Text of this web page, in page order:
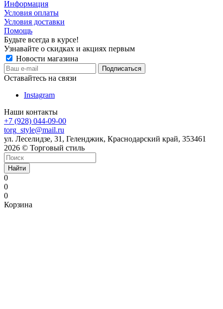
Информация
Условия оплаты
Условия доставки
Помощь
Будьте всегда в курсе!
Узнавайте о скидках и акциях первым
Новости магазина
Оставайтесь на связи
Instagram
Наши контакты
+7 (928) 044-09-00
torg_style@mail.ru
ул. Леселидзе, 31, Геленджик, Краснодарский край, 353461
2026 © Торговый стиль
Найти
0
0
0
Корзина